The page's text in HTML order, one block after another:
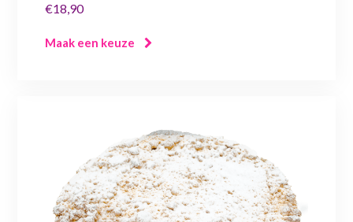
€18,90
Maak een keuze